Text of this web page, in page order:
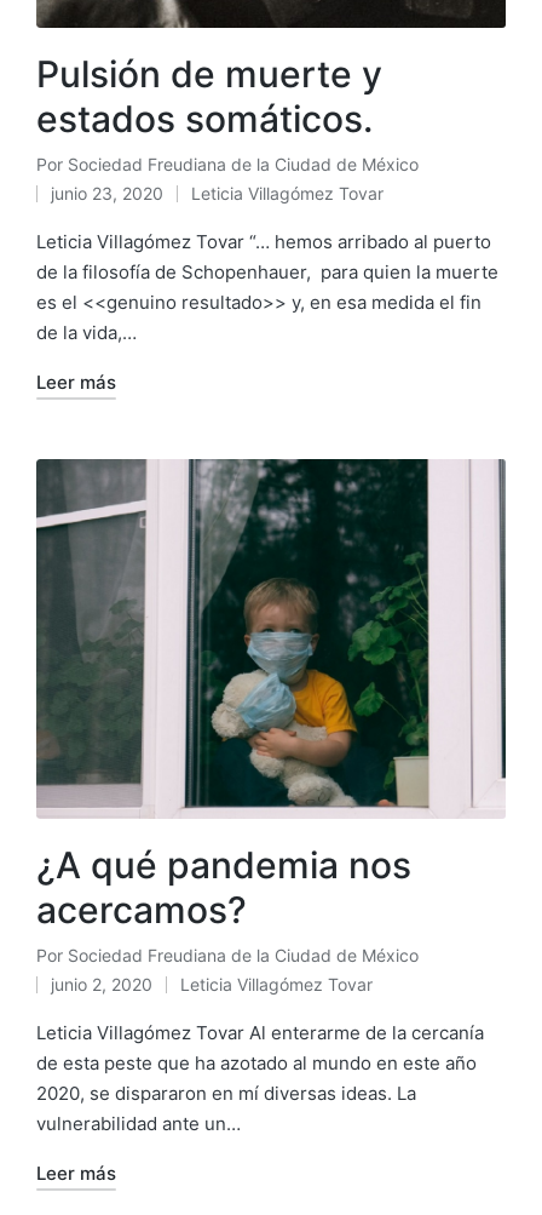
Pulsión de muerte y
estados somáticos.
Publicado
por
Por Sociedad Freudiana de la Ciudad de México
junio 23, 2020
Publicado
en
Leticia Villagómez Tovar
Leticia Villagómez Tovar “… hemos arribado al puerto
de la filosofía de Schopenhauer, para quien la muerte
es el <<genuino resultado>> y, en esa medida el fin
de la vida,…
Leer más
¿A qué pandemia nos
acercamos?
Publicado
por
Por Sociedad Freudiana de la Ciudad de México
junio 2, 2020
Publicado
en
Leticia Villagómez Tovar
Leticia Villagómez Tovar Al enterarme de la cercanía
de esta peste que ha azotado al mundo en este año
2020, se dispararon en mí diversas ideas. La
vulnerabilidad ante un…
Leer más